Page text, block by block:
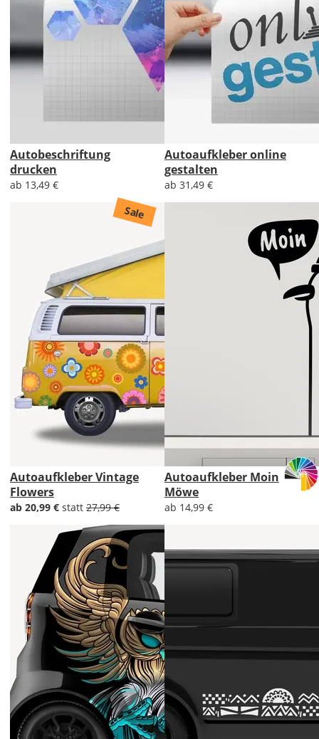
Autobeschriftung
drucken
ab 13,49 €
Autoaufkleber online
gestalten
ab 31,49 €
Sale
Autoaufkleber Vintage
Flowers
ab 20,99 € statt 27,99 €
Autoaufkleber Moin
Möwe
ab 14,99 €